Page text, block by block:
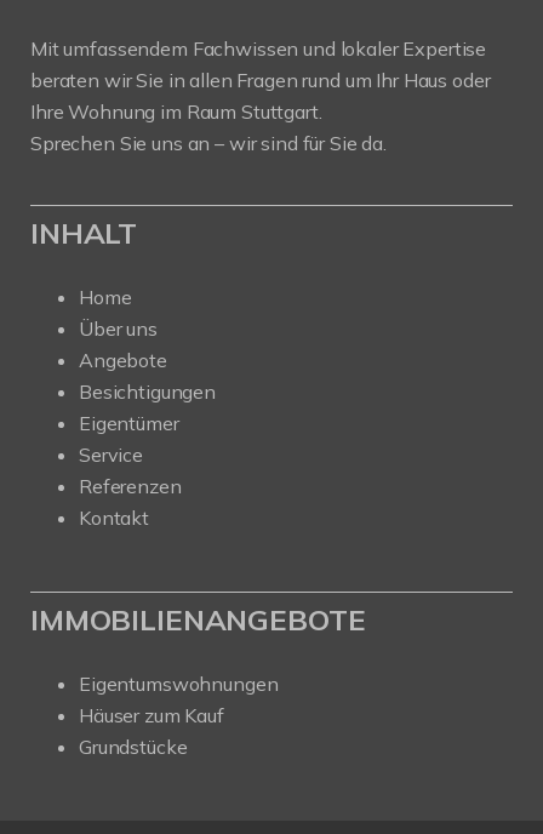
Mit umfassendem Fachwissen und lokaler Expertise
beraten wir Sie in allen Fragen rund um Ihr Haus oder
Ihre Wohnung im Raum Stuttgart.
Sprechen Sie uns an – wir sind für Sie da.
INHALT
Home
Über uns
Angebote
Besichtigungen
Eigentümer
Service
Referenzen
Kontakt
IMMOBILIENANGEBOTE
Eigentumswohnungen
Häuser zum Kauf
Grundstücke